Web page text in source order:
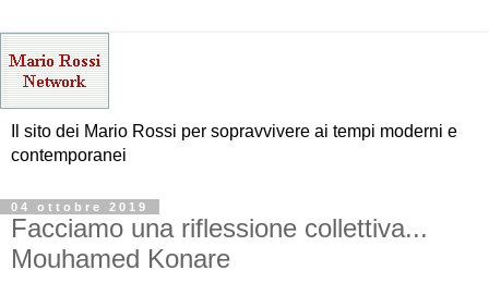
Il sito dei Mario Rossi per sopravvivere ai tempi moderni e
contemporanei
04 ottobre 2019
Facciamo una riflessione collettiva...
Mouhamed Konare